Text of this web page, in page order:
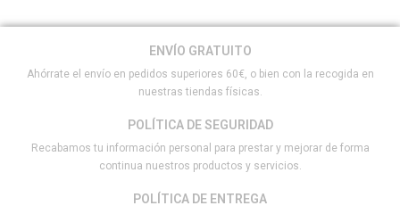
ENVÍO GRATUITO
Ahórrate el envío en pedidos superiores 60€, o bien con la recogida en
nuestras tiendas físicas.
POLÍTICA DE SEGURIDAD
Recabamos tu información personal para prestar y mejorar de forma
continua nuestros productos y servicios.
POLÍTICA DE ENTREGA